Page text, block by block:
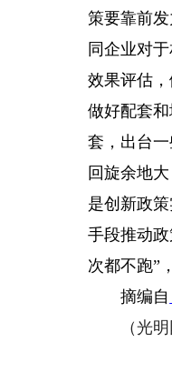
策要靠前
同企业对
效果评估
做好配套
套，出台
回旋余地
是创新政
手段推动
次都不跑”
摘编自
（光明网